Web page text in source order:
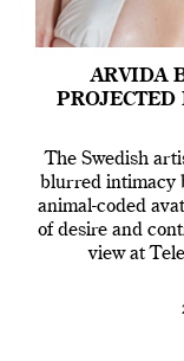
ARVIDA
PROJECTED
The Swedish
blurred intimacy
animal-coded
of desire and
view at